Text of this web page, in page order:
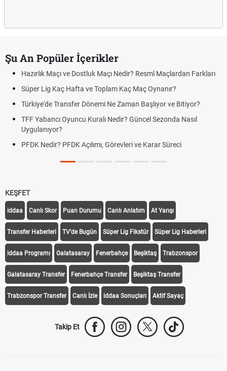
Şu An Popüler İçerikler
Hazırlık Maçı ve Dostluk Maçı Nedir? Resmî Maçlardan Farkları
Süper Lig Kaç Hafta ve Toplam Kaç Maç Oynanır?
Türkiye'de Transfer Dönemi Ne Zaman Başlıyor ve Bitiyor?
TFF Yabancı Oyuncu Kuralı Nedir? Güncel Sezonda Nasıl
Uygulanıyor?
PFDK Nedir? PFDK Açılımı, Görevleri ve Karar Süreci
KEŞFET
iddaa Canlı Skor Puan Durumu Canlı Anlatım At Yarışı
Transfer Haberleri TV'de Bugün Süper Lig Fikstür Süper Lig Haberleri
iddaa Programı Galatasaray Fenerbahçe Beşiktaş Trabzonspor
Galatasaray Transfer Fenerbahçe Transfer Beşiktaş Transfer
Trabzonspor Transfer Canlı İzle iddaa Sonuçları Aktif Sayaç